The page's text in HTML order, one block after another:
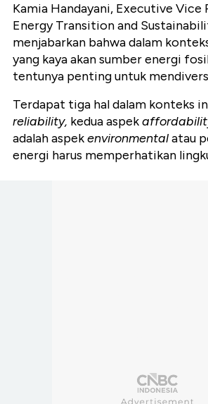
Kamia Handayani, Executive
Energy Transition and
menjabarkan bahwa dalam
yang kaya akan sumber energi
tentunya penting untuk
Terdapat tiga hal dalam konteks
reliability, kedua aspek
adalah aspekenvironmentalatau
energi harus memperhatikan